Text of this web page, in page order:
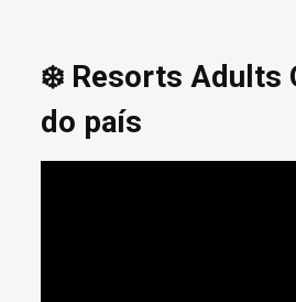
❄️ Resorts Adults
do país